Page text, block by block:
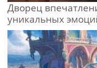
Дворец
уникальных